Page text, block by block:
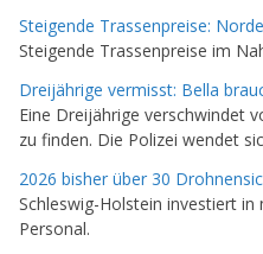
Steigende Trassenpreise:
Steigende Trassenpreise im
Dreijährige vermisst: Bella
Eine Dreijährige verschwindet
zu finden. Die Polizei wendet
2026 bisher über 30
Schleswig-Holstein investiert
Personal.